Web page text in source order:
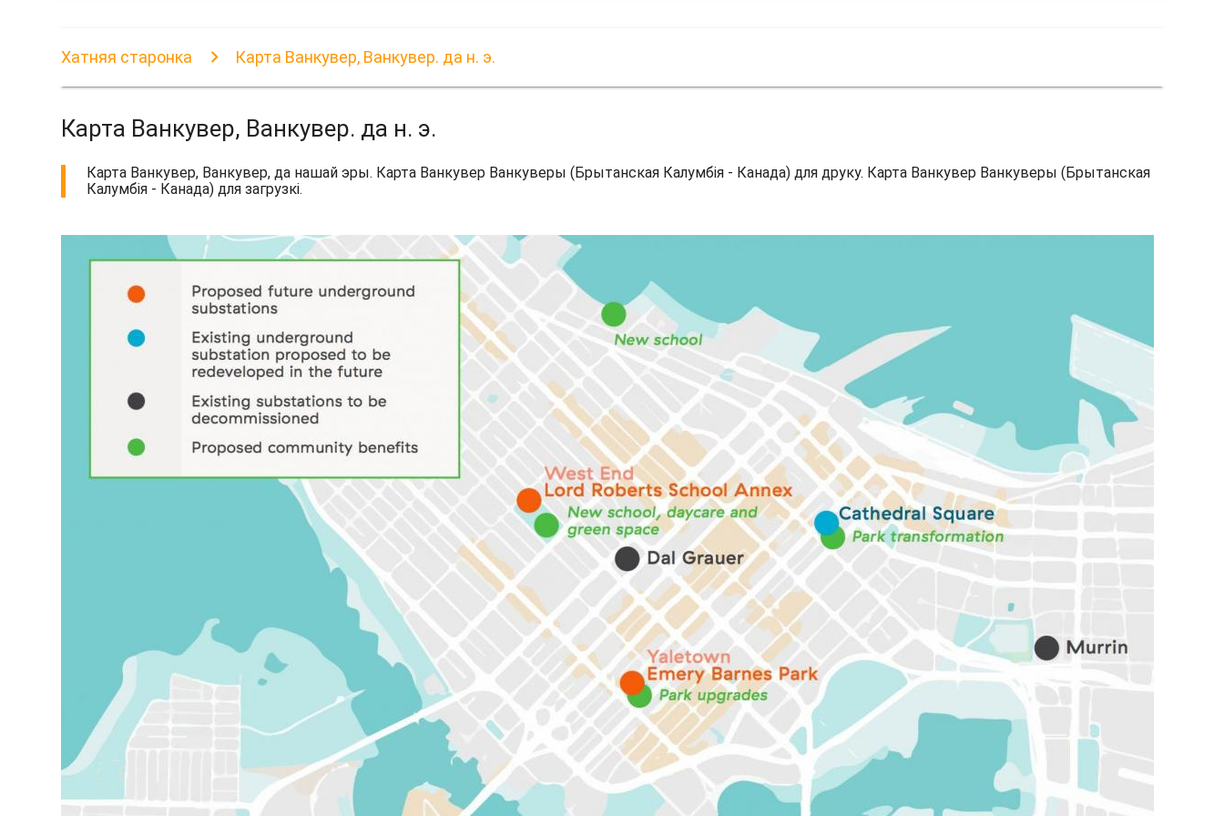
Хатняя старонка Карта Ванкувер, Ванкувер. да н. э.
Карта Ванкувер, Ванкувер. да н. э.
Карта Ванкувер, Ванкувер, да нашай эры. Карта Ванкувер Ванкуверы (Брытанская Калумбія - Канада) для друку. Карта Ванкувер Ванкуверы (Брытанская
Калумбія - Канада) для загрузкі.